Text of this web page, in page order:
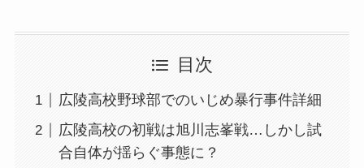
目次
広陵高校野球部でのいじめ暴行事件詳細
広陵高校の初戦は旭川志峯戦…しかし試
合自体が揺らぐ事態に？